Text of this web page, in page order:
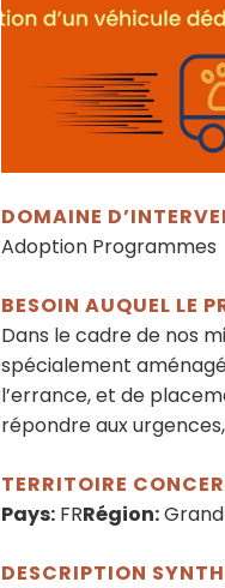
DOMAINE
Adoption Programmes
BESOIN AUQUEL LE
Dans le cadre de nos
spécialement
l’errance, et de
répondre aux
TERRITOIRE
Pays: FRRégion:
DESCRIPTION